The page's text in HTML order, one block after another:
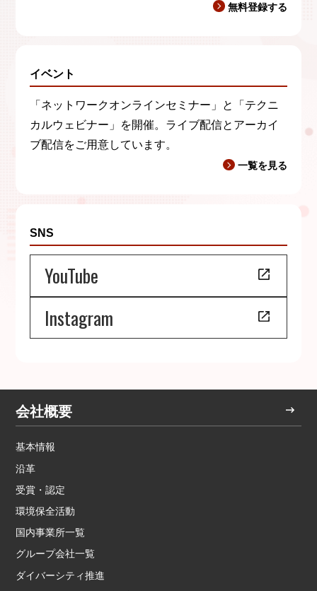
無料登録する
イベント
「ネットワークオンラインセミナー」と「テクニ
カルウェビナー」を開催。ライブ配信とアーカイ
ブ配信をご用意しています。
一覧を見る
SNS
YouTube
Instagram
会社概要
基本情報
沿革
受賞・認定
環境保全活動
国内事業所一覧
グループ会社一覧
ダイバーシティ推進